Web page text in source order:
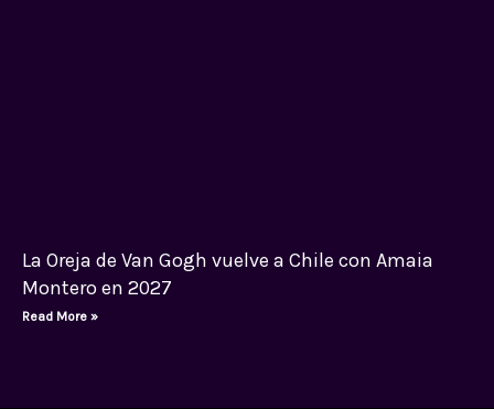
La Oreja de Van Gogh vuelve a Chile con Amaia
Montero en 2027
Read More »